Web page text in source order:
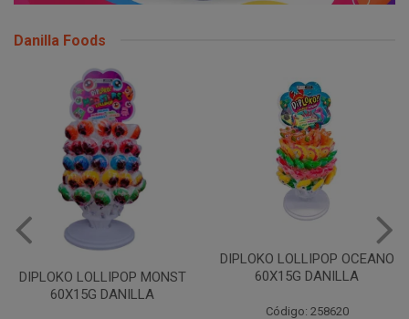
Danilla Foods
DIPLOKO LOLLIPOP MONST
60X15G DANILLA
DIPLOKO LOLLIPOP OCEANO
60X15G DANILLA
Código: 258620